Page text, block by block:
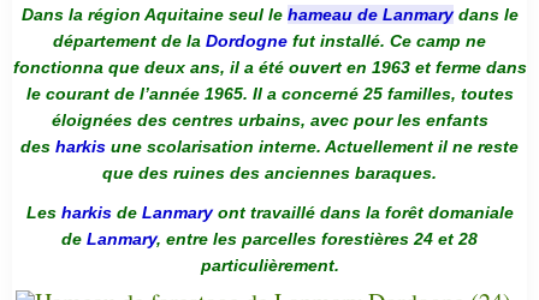
Dans la région Aquitaine seul le hameau de Lanmarydans le
département de la Dordogne fut installé. Ce camp ne
fonctionna que deux ans, il a été ouvert en 1963 et ferme dans
le courant de l’année 1965. Il a concerné 25 familles, toutes
éloignées des centres urbains, avec pour les enfants
des harkis une scolarisation interne. Actuellement il ne reste
que des ruines des anciennes baraques.
Les harkis de Lanmaryont travaillé dans la forêt domaniale
de Lanmary, entre les parcelles forestières 24 et 28
particulièrement.